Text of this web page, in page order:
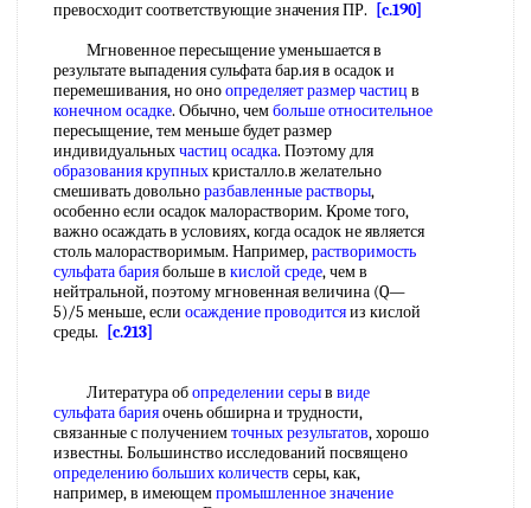
превосходит соответствующие значения ПР.
[c.190]
Мгновенное пересыщение уменьшается в
результате выпадения сульфата бар.ия в осадок и
перемешивания, но оноопределяет размер частиц в
конечном осадке. Обычно, чембольше относительное
пересыщение, тем меньше будет размер
индивидуальныхчастиц осадка. Поэтому для
образования крупныхкристалло.в желательно
смешивать довольноразбавленные растворы,
особенно если осадок малорастворим. Кроме того,
важно осаждать в условиях, когда осадок не является
столь малорастворимым. Например,растворимость
сульфата бариябольше в кислой среде, чем в
нейтральной, поэтому мгновенная величина (Q—
5)/5 меньше, если осаждение проводитсяиз кислой
среды.
[c.213]
Литература обопределении серыв виде
сульфата барияочень обширна и трудности,
связанные с получениемточных результатов, хорошо
известны. Большинство исследований посвящено
определению больших количеств серы, как,
например, в имеющемпромышленное значение